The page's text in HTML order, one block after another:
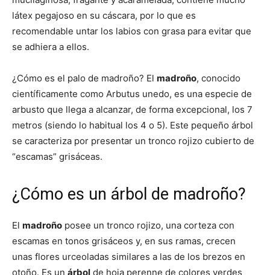
látex pegajoso en su cáscara, por lo que es
recomendable untar los labios con grasa para evitar que
se adhiera a ellos.
¿Cómo es el palo de madroño? El madroño, conocido
científicamente como Arbutus unedo, es una especie de
arbusto que llega a alcanzar, de forma excepcional, los 7
metros (siendo lo habitual los 4 o 5). Este pequeño árbol
se caracteriza por presentar un tronco rojizo cubierto de
“escamas” grisáceas.
¿Cómo es un árbol de madroño?
El madroño posee un tronco rojizo, una corteza con
escamas en tonos grisáceos y, en sus ramas, crecen
unas flores urceoladas similares a las de los brezos en
otoño. Es un árbol de hoja perenne de colores verdes